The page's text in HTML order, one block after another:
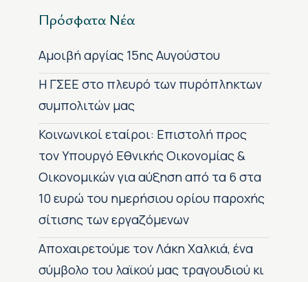
Πρόσφατα Νέα
Αμοιβή αργίας 15ης Αυγούστου
H ΓΣΕΕ στο πλευρό των πυρόπληκτων
συμπολιτών μας
Κοινωνικοί εταίροι: Επιστολή προς
τον Υπουργό Εθνικής Οικονομίας &
Οικονομικών για αύξηση από τα 6 στα
10 ευρώ του ημερήσιου ορίου παροχής
σίτισης των εργαζόμενων
Αποχαιρετούμε τον Λάκη Χαλκιά, ένα
σύμβολο του λαϊκού μας τραγουδιού κι